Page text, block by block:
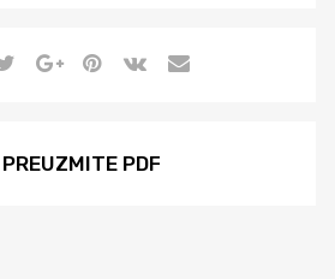
PREUZMITE PDF